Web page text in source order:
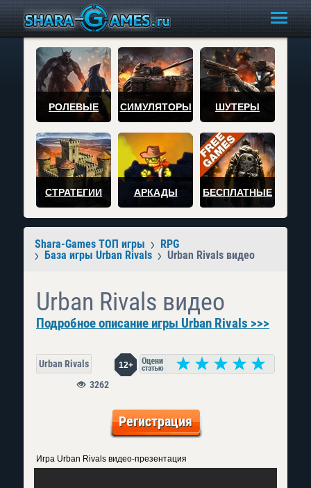
РОЛЕВЫЕ СИМУЛЯТОРЫ ШУТЕРЫ
СТРАТЕГИИ АРКАДЫ БЕСПЛАТНЫЕ
Shara-Games ТОП игры
RPG
База игры Urban Rivals
Urban Rivals видео
Urban Rivals видео
Подробное описание игры Urban Rivals >>>
Urban Rivals 12+
3262
Регистрация
Игра Urban Rivals видео-презентация